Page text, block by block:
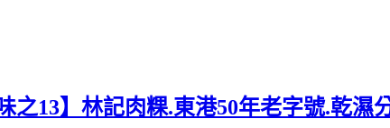
之13】林記肉粿.東港50年老字號.乾